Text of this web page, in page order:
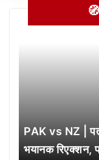
PAK vs NZ |
भयानक रिएक्शन,